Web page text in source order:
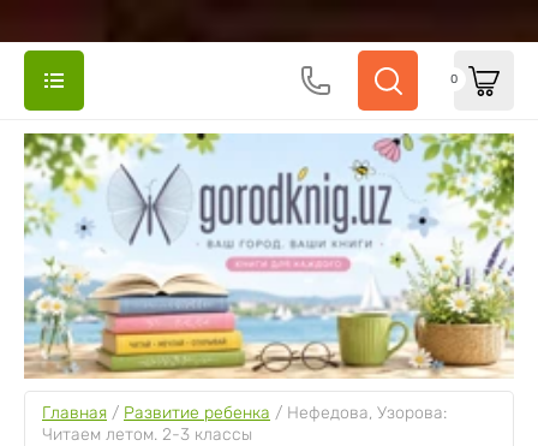
0
Главная / Развитие ребенка / Нефедова, Узорова:
Читаем летом. 2-3 классы